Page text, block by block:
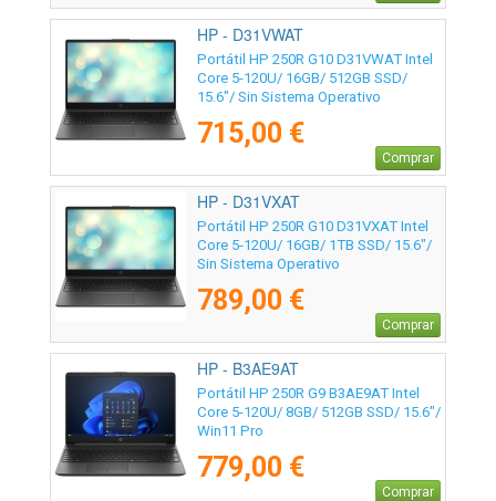
HP - D31VWAT
Portátil HP 250R G10 D31VWAT Intel
Core 5-120U/ 16GB/ 512GB SSD/
15.6"/ Sin Sistema Operativo
715,00 €
Comprar
HP - D31VXAT
Portátil HP 250R G10 D31VXAT Intel
Core 5-120U/ 16GB/ 1TB SSD/ 15.6"/
Sin Sistema Operativo
789,00 €
Comprar
HP - B3AE9AT
Portátil HP 250R G9 B3AE9AT Intel
Core 5-120U/ 8GB/ 512GB SSD/ 15.6"/
Win11 Pro
779,00 €
Comprar